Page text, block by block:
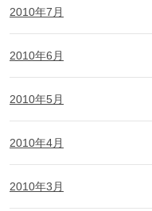
2010年7月
2010年6月
2010年5月
2010年4月
2010年3月